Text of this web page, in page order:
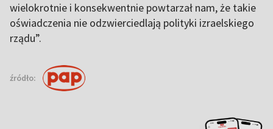
wielokrotnie i konsekwentnie powtarzał nam, że takie
oświadczenia nie odzwierciedlają polityki izraelskiego
rządu”.
źródło: